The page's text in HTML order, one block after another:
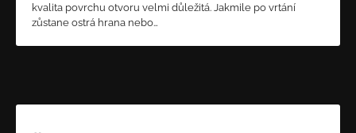
kvalita povrchu otvoru velmi důležitá. Jakmile po vrtání
zůstane ostrá hrana nebo…